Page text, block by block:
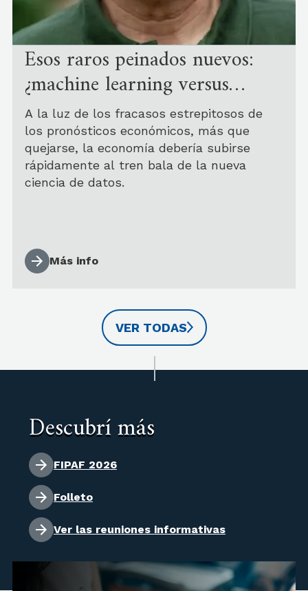
Esos raros peinados nuevos:
¿machine learning versus
econometría?
A la luz de los fracasos estrepitosos de
los pronósticos económicos, más que
quejarse, la economía debería subirse
rápidamente al tren bala de la nueva
ciencia de datos.
Más info
VER TODAS
Descubrí más
FIPAF 2026
Folleto
Ver las reuniones informativas